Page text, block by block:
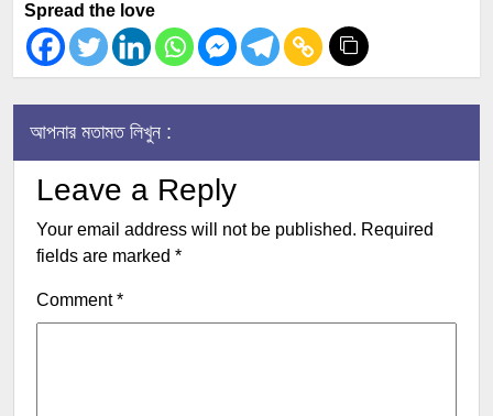
Spread the love
আপনার মতামত লিখুন :
Leave a Reply
Your email address will not be published. Required
fields are marked *
Comment*